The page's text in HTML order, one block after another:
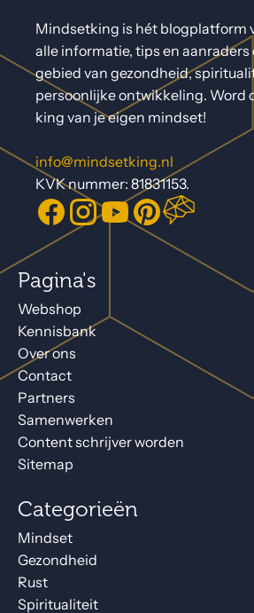
Mindsetking is hét blogplatform
alle informatie, tips en aanraders
gebied van gezondheid,
persoonlijke ontwikkeling. Word
king van je eigen mindset!
info@mindsetking.nl
KVK nummer: 81831153.
Pagina's
Webshop
Kennisbank
Over ons
Contact
Partners
Samenwerken
Content schrijver worden
Sitemap
Categorieën
Mindset
Gezondheid
Rust
Spiritualiteit